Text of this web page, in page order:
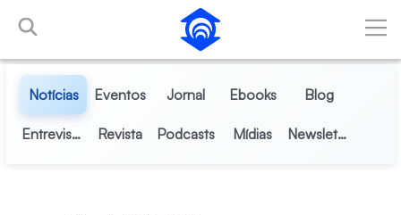
Pular para o Conteúdo principal
Notícias Eventos Jornal Ebooks Blog
Entrevistas Revista Podcasts Mídias Newsletter